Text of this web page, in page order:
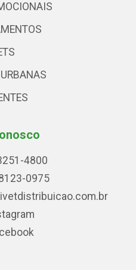
4800
0975